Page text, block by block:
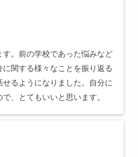
。前の学校であった悩みなど
関する様々なことを振り返る
るようになりました。自分に
、とてもいいと思います。